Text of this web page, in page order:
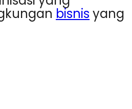
bisnis yang